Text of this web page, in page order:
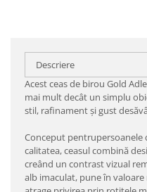
Descriere
Acest ceas de birou Gold
mai mult decât un simplu
stil, rafinament și gust
Conceput pentrupersoanele
calitatea, ceasul combină
creând un contrast vizual
alb imaculat, pune în